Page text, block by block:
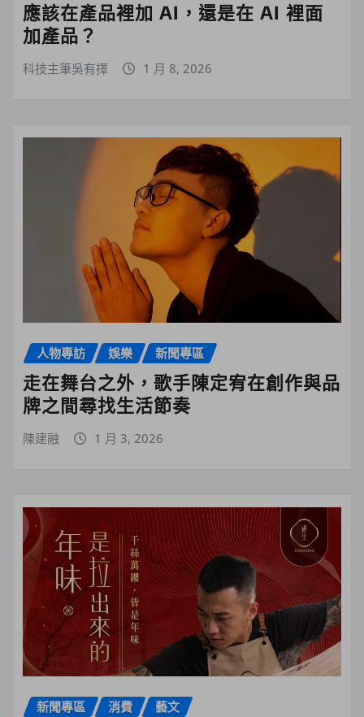
應該在產品裡加 AI，還是在 AI 裡面
加產品？
科技主筆吳有擇 1 月 8, 2026
人物專訪 娛樂 新聞專區
走在舞台之外，歌手陳定宥在創作與品
牌之間尋找生活節奏
陳建融 1 月 3, 2026
新聞專區 消費 藝文